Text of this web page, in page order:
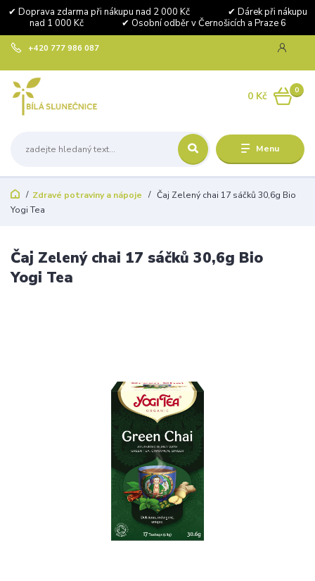
✔ Doprava zdarma při nákupu nad 2 000 Kč ✔ Dárek při nákupu
nad 1 000 Kč ✔ Osobní odběr v Černošicích a Praze 6
Menu
+420 777 986 087
0
0 Kč
Zdravé potraviny a nápoje
Čaj Zelený chai 17 sáčků 30,6g Bio
Yogi Tea
Čaj Zelený chai 17 sáčků 30,6g Bio
Yogi Tea